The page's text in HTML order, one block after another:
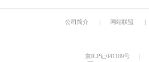
公司简介 网站联盟
京ICP证041189号